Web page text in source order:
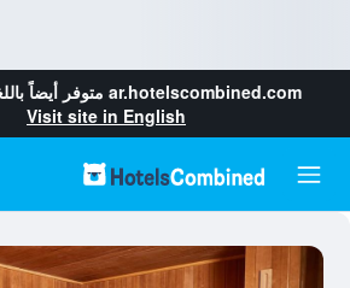
ar.hotelscombined.com متوفر أيضاً
Visit site in English